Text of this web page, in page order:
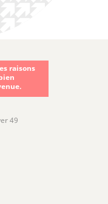
raisons
49